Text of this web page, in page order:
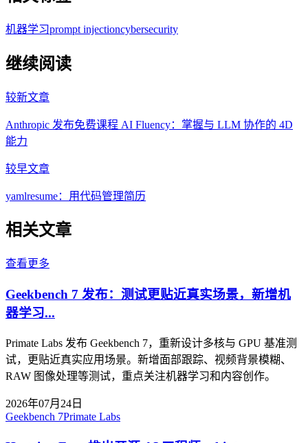
机器学习prompt injectioncybersecurity
继续阅读
较新文章
Anthropic 发布免费课程 AI Fluency：掌握与 LLM 协作的 4D
能力
较早文章
yamlresume：用代码管理简历
相关文章
查看更多
Geekbench 7 发布：测试更贴近真实场景，新增机
器学习...
Primate Labs 发布 Geekbench 7，重新设计多核与 GPU 基准测
试，更贴近真实应用场景。新增面部跟踪、视频背景模糊、
RAW 图像处理等测试，重点关注机器学习和内容创作。
2026年07月24日
Geekbench 7Primate Labs